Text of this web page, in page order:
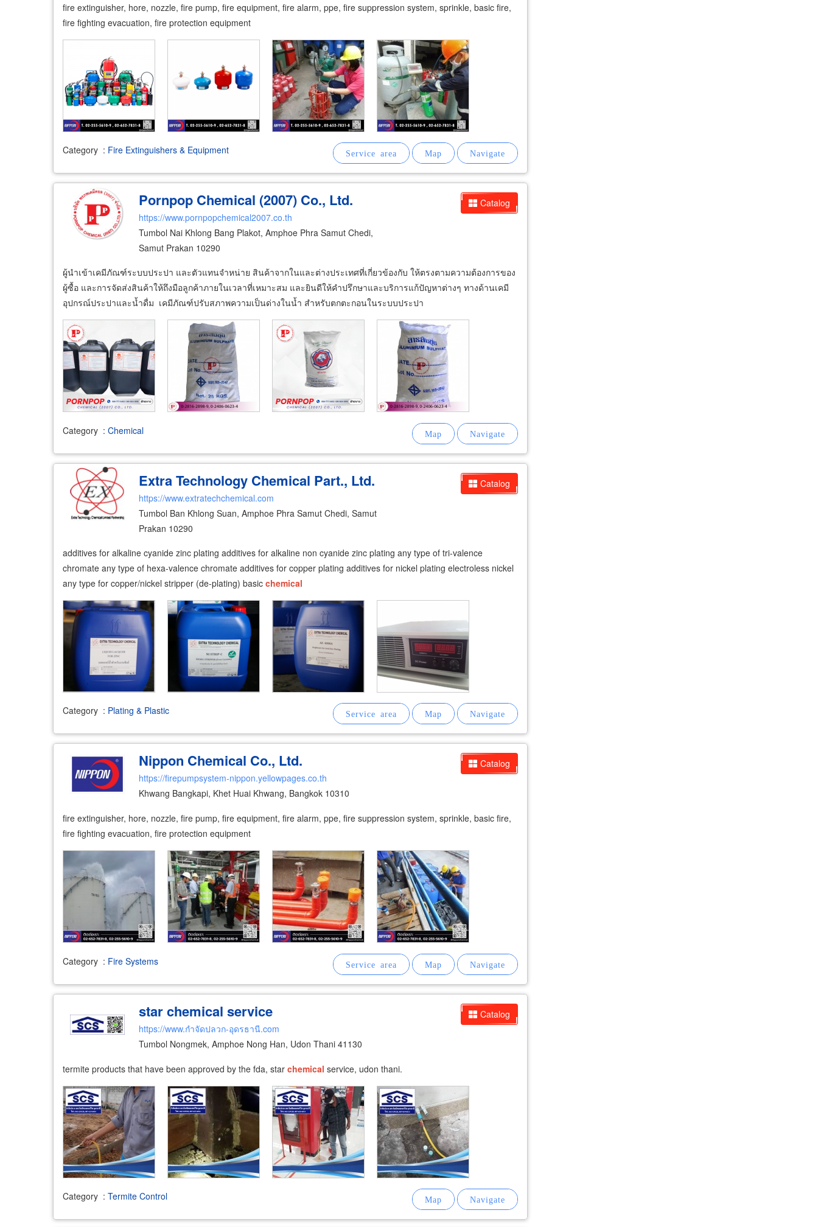
fire extinguisher, hore, nozzle, fire pump, fire equipment, fire alarm, ppe, fire suppression system, sprinkle, basic fire,
fire fighting evacuation, fire protection equipment
Category : Fire Extinguishers & Equipment
Catalog
Pornpop Chemical (2007) Co., Ltd.
https://www.pornpopchemical2007.co.th
Tumbol Nai Khlong Bang Plakot, Amphoe Phra Samut Chedi,
Samut Prakan 10290
ผู้นำเข้าเคมีภัณฑ์ระบบประปา และตัวแทนจำหน่าย สินค้าจากในและต่างประเทศที่เกี่ยวข้องกับ ให้ตรงตามความต้องการของ
ผู้ซื้อ และการจัดส่งสินค้าให้ถึงมือลูกค้าภายในเวลาที่เหมาะสม และยินดีให้คำปรึกษาและบริการแก้ปัญหาต่างๆ ทางด้านเคมี
อุปกรณ์ประปาและน้ำดื่ม เคมีภัณฑ์ปรับสภาพความเป็นด่างในน้ำ สำหรับตกตะกอนในระบบประปา
Category : Chemical
Catalog
Extra Technology Chemical Part., Ltd.
https://www.extratechchemical.com
Tumbol Ban Khlong Suan, Amphoe Phra Samut Chedi, Samut
Prakan 10290
additives for alkaline cyanide zinc plating additives for alkaline non cyanide zinc plating any type of tri-valence
chromate any type of hexa-valence chromate additives for copper plating additives for nickel plating electroless nickel
any type for copper/nickel stripper (de-plating) basic chemical
Category : Plating & Plastic
Catalog
Nippon Chemical Co., Ltd.
https://firepumpsystem-nippon.yellowpages.co.th
Khwang Bangkapi, Khet Huai Khwang, Bangkok 10310
fire extinguisher, hore, nozzle, fire pump, fire equipment, fire alarm, ppe, fire suppression system, sprinkle, basic fire,
fire fighting evacuation, fire protection equipment
Category : Fire Systems
Catalog
star chemical service
https://www.กำจัดปลวก-อุดรธานี.com
Tumbol Nongmek, Amphoe Nong Han, Udon Thani 41130
termite products that have been approved by the fda, star chemical service, udon thani.
Category : Termite Control